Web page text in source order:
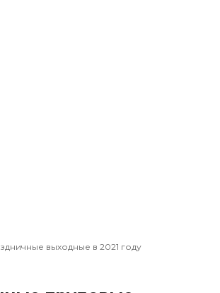
выходные в 2021 году